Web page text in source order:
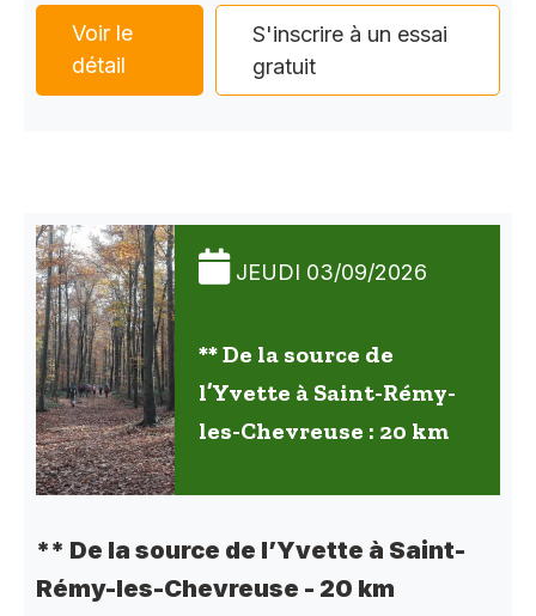
Voir le
détail
S'inscrire à un essai
gratuit
JEUDI 03/09/2026
** De la source de
l’Yvette à Saint-Rémy-
les-Chevreuse : 20 km
** De la source de l’Yvette à Saint-
Rémy-les-Chevreuse - 20 km